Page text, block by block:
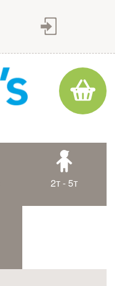
2т - 5т